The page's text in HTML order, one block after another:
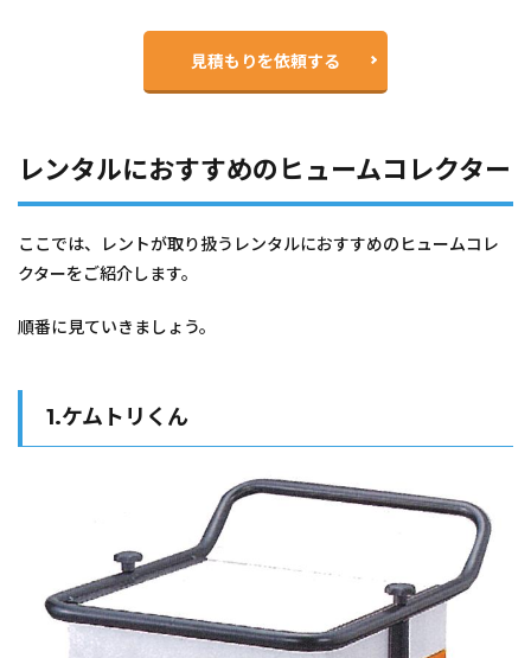
見積もりを依頼する
レンタルにおすすめのヒュームコレクター
ここでは、レントが取り扱うレンタルにおすすめのヒュームコレ
クターをご紹介します。
順番に見ていきましょう。
1.ケムトリくん